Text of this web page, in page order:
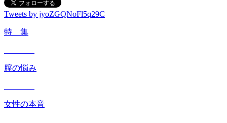
Tweets by jyoZGQNoFl5q29C
特 集
膣の悩み
女性の本音